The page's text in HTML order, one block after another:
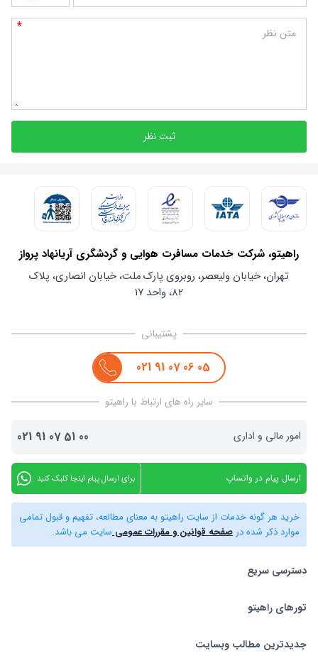
متن نظر *
ثبت نظر
راهیتو، شرکت خدمات مسافرت هوایی و گردشگری آریانهاد پرواز
تهران، خیابان ولیعصر، روبروی پارک ملت، خیابان انصاری، پلاک
۸۲، واحد ۱۷
پشتیبانی
021 91 07 06 05
سایر راه های ارتباط با راهیتو
امور مالی و اداری 021 91 07 51 00
ارسال پیام در واتساپ برای ارسال پیام اینجا کلیک کنید
خرید هر گونه خدمات از سایت راهیتو به معنای مطالعه، تفهیم و قبول تمامی
موارد ذکر شده در صفحه قوانین و مقررات عمومیسایت می باشد.
دسترسی سریع
بلیط هواپیما
تورهای راهیتو
تورهای راهیتو
تور استانبول
جدیدترین مطالب وبسایت